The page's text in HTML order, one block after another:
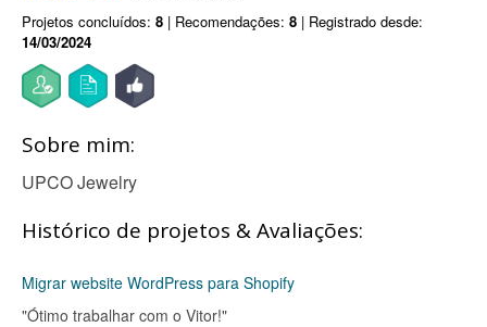
Projetos concluídos: 8 | Recomendações: 8 | Registrado desde:
14/03/2024
Sobre mim:
UPCO Jewelry
Histórico de projetos & Avaliações:
Migrar website WordPress para Shopify
"Ótimo trabalhar com o Vitor!"